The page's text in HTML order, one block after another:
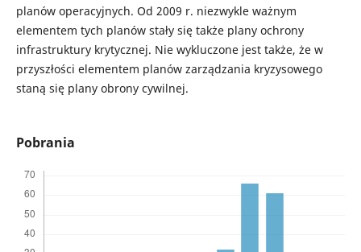
planów operacyjnych. Od 2009 r. niezwykle ważnym
elementem tych planów stały się także plany ochrony
infrastruktury krytycznej. Nie wykluczone jest także, że w
przyszłości elementem planów zarządzania kryzysowego
staną się plany obrony cywilnej.
Pobrania